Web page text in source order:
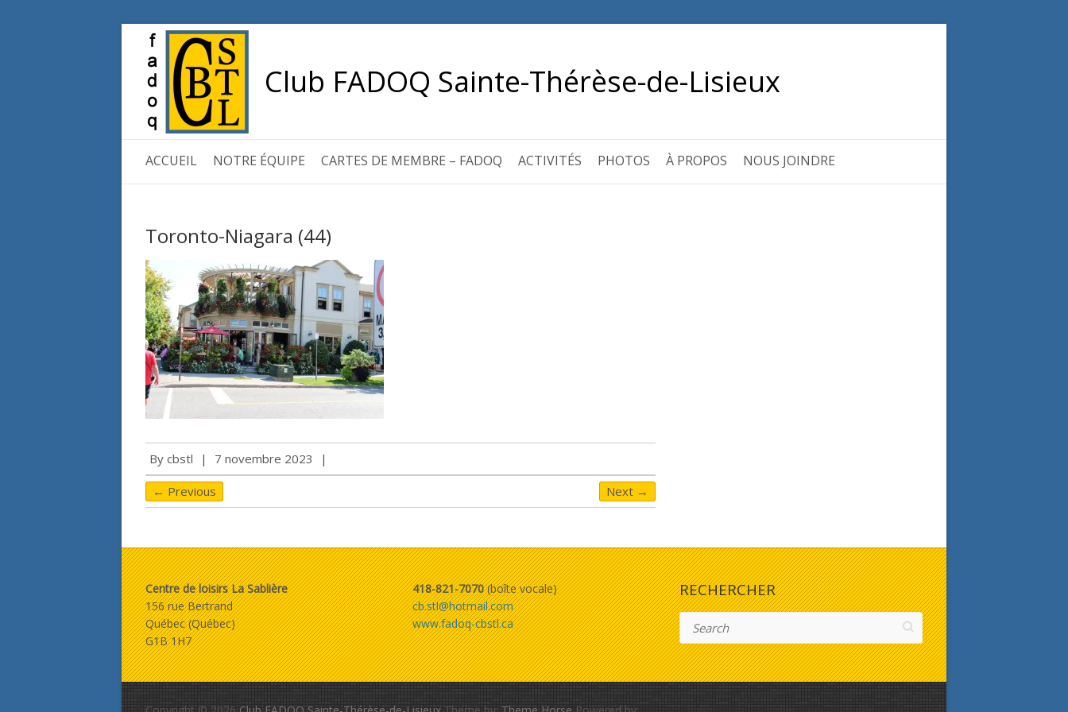
Club FADOQ Sainte-Thérèse-de-Lisieux
ACCUEIL NOTRE ÉQUIPE CARTES DE MEMBRE – FADOQ ACTIVITÉS PHOTOS À PROPOS NOUS JOINDRE
Toronto-Niagara (44)
By cbstl | 7 novembre 2023 |
← Previous Next →
Centre de loisirs La Sablière
156 rue Bertrand
Québec (Québec)
G1B 1H7
418-821-7070(boîte vocale)
cb.stl@hotmail.com
www.fadoq-cbstl.ca
RECHERCHER
Search